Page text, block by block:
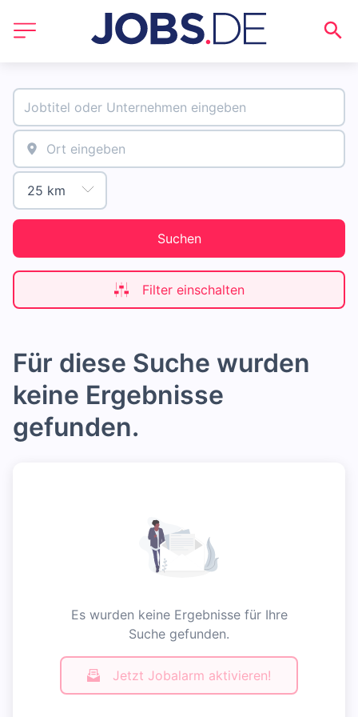
Suchen
Filter einschalten
Für diese Suche wurden
keine Ergebnisse
gefunden.
Es wurden keine Ergebnisse für Ihre
Suche gefunden.
Jetzt Jobalarm aktivieren!